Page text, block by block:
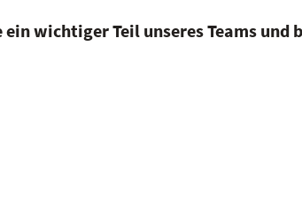
wichtiger Teil unseres Teams